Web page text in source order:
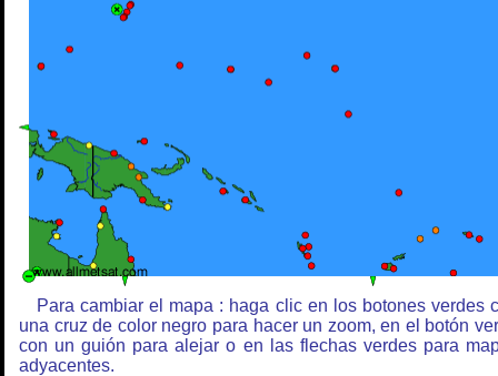
Para cambiar el mapa : haga clic en los botones verdes
una cruz de color negro para hacer un zoom, en el botón
con un guión para alejar o en las flechas verdes para
adyacentes.